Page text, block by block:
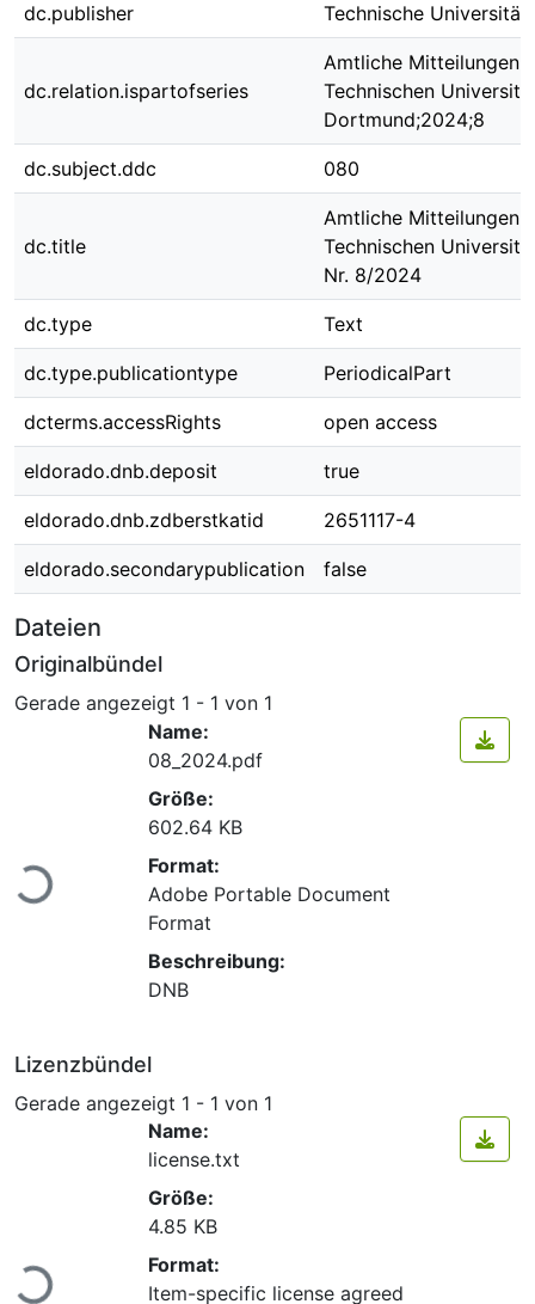
dc.publisher Technische
dc.relation.ispartofseries
Amtliche Mitteilungen
Technischen
Dortmund;2024;8
dc.subject.ddc 080
dc.title
Amtliche Mitteilungen
Technischen
Nr. 8/2024
dc.type Text
dc.type.publicationtype PeriodicalPart
dcterms.accessRights open access
eldorado.dnb.deposit true
eldorado.dnb.zdberstkatid 2651117-4
eldorado.secondarypublication false
Dateien
Originalbündel
Gerade angezeigt 1 - 1 von 1
Lade...
Name:
08_2024.pdf
Größe:
602.64 KB
Format:
Adobe Portable Document
Format
Beschreibung:
DNB
Lizenzbündel
Gerade angezeigt 1 - 1 von 1
Lade...
Name:
license.txt
Größe:
4.85 KB
Format:
Item-specific license agreed